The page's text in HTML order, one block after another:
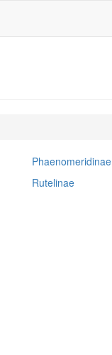
Phaenomeridinae
Rutelinae